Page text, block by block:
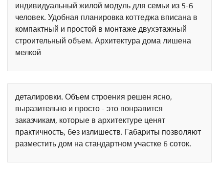
индивидуальный жилой модуль для семьи из 5-6
человек. Удобная планировка коттеджа вписана в
компактный и простой в монтаже двухэтажный
строительный объем. Архитектура дома лишена
мелкой
деталировки. Объем строения решен ясно,
выразительно и просто - это понравится
заказчикам, которые в архитектуре ценят
практичность, без излишеств. Габариты позволяют
разместить дом на стандартном участке 6 соток.